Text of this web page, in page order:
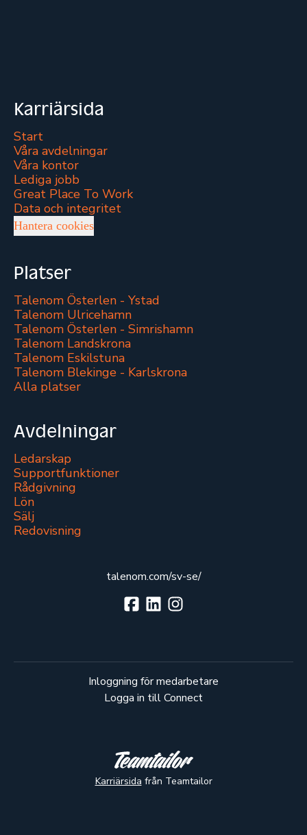
Karriärsida
Start
Våra avdelningar
Våra kontor
Lediga jobb
Great Place To Work
Data och integritet
Hantera cookies
Platser
Talenom Österlen - Ystad
Talenom Ulricehamn
Talenom Österlen - Simrishamn
Talenom Landskrona
Talenom Eskilstuna
Talenom Blekinge - Karlskrona
Alla platser
Avdelningar
Ledarskap
Supportfunktioner
Rådgivning
Lön
Sälj
Redovisning
talenom.com/sv-se/
Inloggning för medarbetare
Logga in till Connect
Karriärsida från Teamtailor